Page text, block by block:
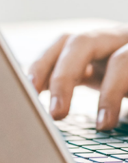
ブログ
歯科コラム